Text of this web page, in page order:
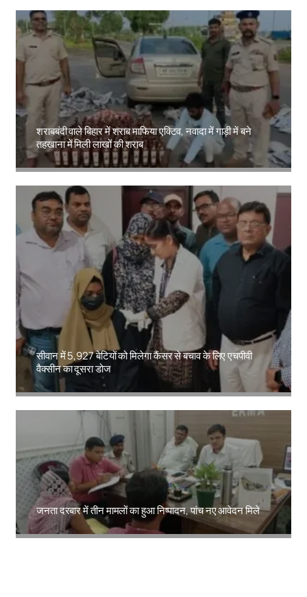
शराबबंदी वाले बिहार में शराब माफिया एक्टिव, नवादा में गाड़ी में बने
तहखाना में मिली लाखों की शराब
Amit Lekh
सीवान में 5,927 बेटियों को मिलेगा कैंसर से बचाव के लिए एचपीवी
वैक्सीन का दूसरा डोज
Amit Lekh
जनता दरबार में तीन मामलों का हुआ निष्पादन, पांच नए आवेदन मिले
Amit Lekh